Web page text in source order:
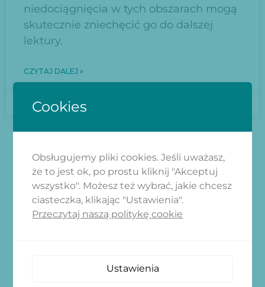
niedociągnięcia w tych obszarach mogą
skutecznie zniechęcić go do dalszej
lektury.
CZYTAJ DALEJ »
2024-12-19
ZAPISZ SIĘ
Dołącz do naszego newslettera i
Cookies
Obsługujemy pliki cookies. Jeśli uważasz,
że to jest ok, po prostu kliknij "Akceptuj
wszystko". Możesz też wybrać, jakie chcesz
ciasteczka, klikając "Ustawienia".
Przeczytaj naszą politykę cookie
Ustawienia